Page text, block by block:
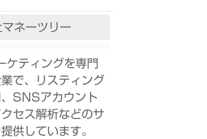
ネーツリー
ケティングを専門
で、リスティング
SNSアカウント
セス解析などのサ
供しています。